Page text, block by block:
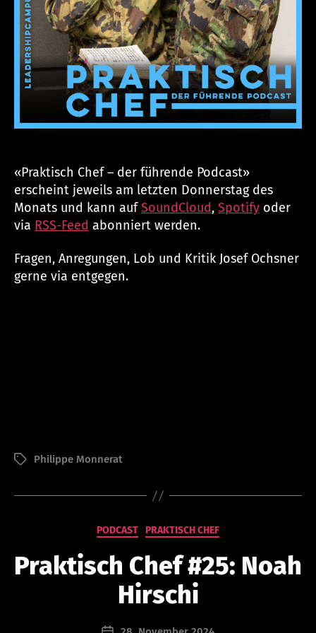
«Praktisch Chef – der führende Podcast»
erscheint jeweils am letzten Donnerstag des
Monats und kann aufSoundCloud, Spotify oder
via RSS-Feed abonniert werden.
Fragen, Anregungen, Lob und Kritik Josef Ochsner
gerne via entgegen.
Schlagwörter
Philippe Monnerat
Kategorien
PODCAST PRAKTISCH CHEF
Praktisch Chef #25: Noah
Hirschi
Beitragsautor
is
tr
at
or
@